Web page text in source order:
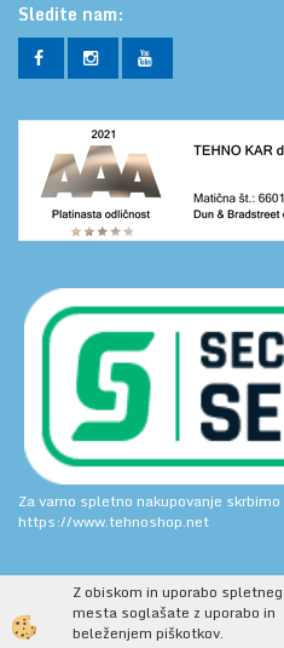
Sledite nam:
Za varno spletno nakupovanje
https://www.tehnoshop.net
Izdelava spletne trgovine
Z obiskom in uporabo
mesta soglašate z uporabo in
beleženjem piškotkov.